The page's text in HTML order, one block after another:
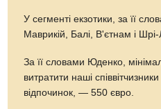
У сегменті екзотики, за її
Маврикій, Балі, В'єтнам і
За її словами Юденко,
витратити наші
відпочинок, — 550 євро.